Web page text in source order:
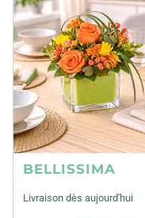
BELLISSIMA
Livraison dès aujourd'hui